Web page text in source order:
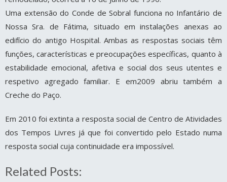
Uma extensão do Conde de Sobral funciona no Infantário de
Nossa Sra. de Fátima, situado em instalações anexas ao
edifício do antigo Hospital. Ambas as respostas sociais têm
funções, características e preocupações específicas, quanto à
estabilidade emocional, afetiva e social dos seus utentes e
respetivo agregado familiar. E em2009 abriu também a
Creche do Paço.
Em 2010 foi extinta a resposta social de Centro de Atividades
dos Tempos Livres já que foi convertido pelo Estado numa
resposta social cuja continuidade era impossível.
Related Posts: